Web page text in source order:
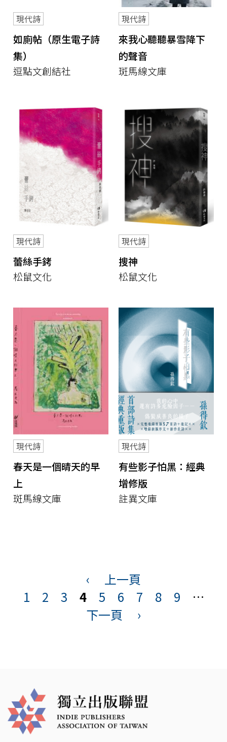
現代詩
如廁帖（原生電子詩
集）
逗點文創結社
現代詩
來我心聽聽暴雪降下
的聲音
斑馬線文庫
現代詩
蕾絲手銬
松鼠文化
現代詩
搜神
松鼠文化
現代詩
春天是一個晴天的早
上
斑馬線文庫
現代詩
有些影子怕黑：經典
增修版
註異文庫
‹
上一頁
1
2 3 4 5 6 7 8 9
…
下一頁
›